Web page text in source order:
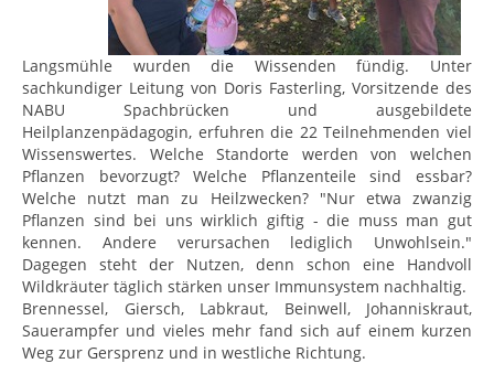
Langsmühle wurden die Wissenden fündig. Unter
sachkundiger Leitung von Doris Fasterling, Vorsitzende des
NABU Spachbrücken und ausgebildete
Heilplanzenpädagogin, erfuhren die 22 Teilnehmenden viel
Wissenswertes. Welche Standorte werden von welchen
Pflanzen bevorzugt? Welche Pflanzenteile sind essbar?
Welche nutzt man zu Heilzwecken? "Nur etwa zwanzig
Pflanzen sind bei uns wirklich giftig - die muss man gut
kennen. Andere verursachen lediglich Unwohlsein."
Dagegen steht der Nutzen, denn schon eine Handvoll
Wildkräuter täglich stärken unser Immunsystem nachhaltig.
Brennessel, Giersch, Labkraut, Beinwell, Johanniskraut,
Sauerampfer und vieles mehr fand sich auf einem kurzen
Weg zur Gersprenz und in westliche Richtung.